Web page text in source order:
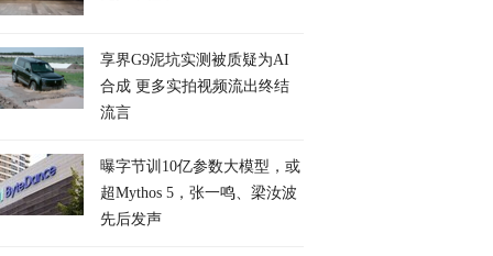
享界G9泥坑实测被质疑为AI
合成 更多实拍视频流出终结
流言
曝字节训10亿参数大模型，或
超Mythos 5，张一鸣、梁汝波
先后发声